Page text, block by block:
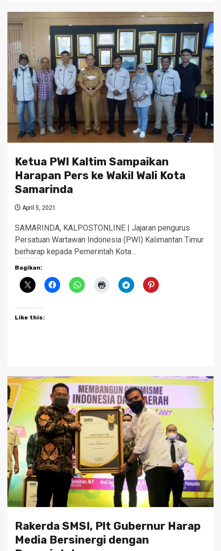
Ketua PWI Kaltim Sampaikan
Harapan Pers ke Wakil Wali Kota
Samarinda
April 5, 2021
SAMARINDA, KALPOSTONLINE | Jajaran pengurus
Persatuan Wartawan Indonesia (PWI) Kalimantan Timur
berharap kepada Pemerintah Kota…
Bagikan:
Like this:
Rakerda SMSI, Plt Gubernur Harap
Media Bersinergi dengan